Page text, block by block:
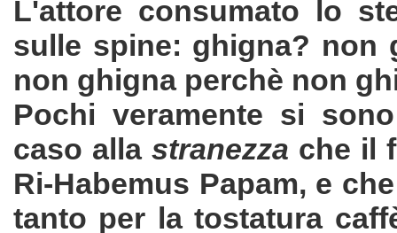
L'attore consumato lo
sulle spine: ghigna? non
non ghigna perchè non
Pochi veramente si
caso alla stranezza che il
Ri-Habemus Papam, e
tanto per la tostatura